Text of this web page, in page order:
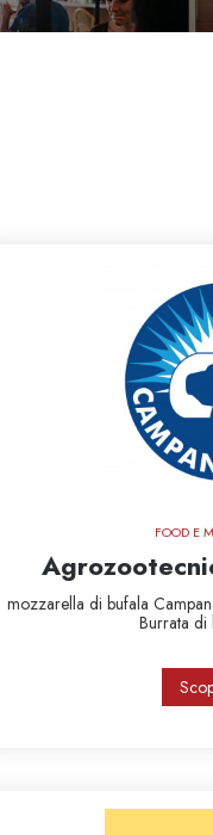
FOOD E
mozzarella di bufala
Burrata di